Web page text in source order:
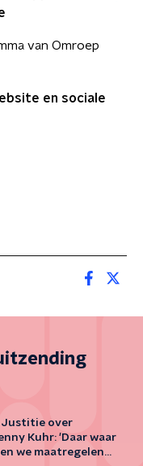
van Omroep
en sociale
Justitie over
Kuhr: 'Daar waar
we maatregelen